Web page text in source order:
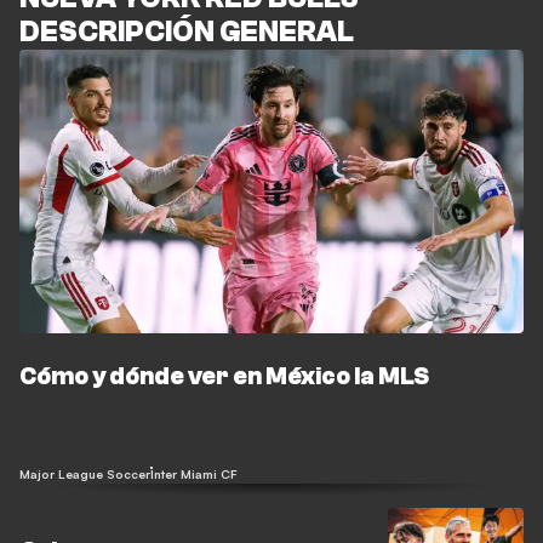
DESCRIPCIÓN GENERAL
Cómo y dónde ver en México la MLS
Major League SoccerInter Miami CF